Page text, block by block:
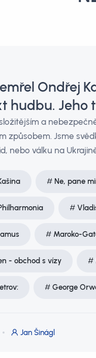
Ondřej
hudbu. Jeho
a
způsobem. Jsme
nebo válku na
Ne, pane
Maroko-
- obchod s vízy
George
Jan Šinágl